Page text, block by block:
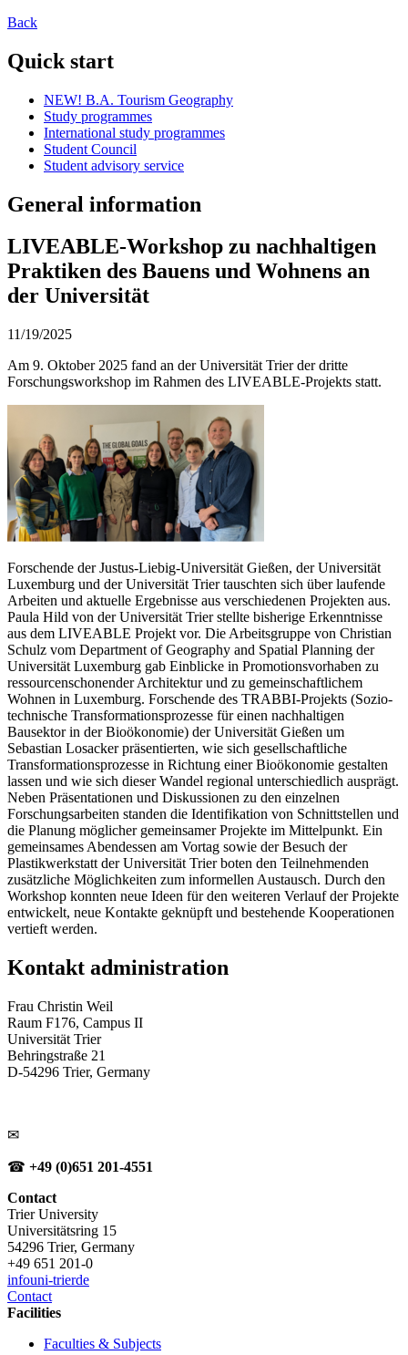
Back
Quick start
NEW! B.A. Tourism Geography
Study programmes
International study programmes
Student Council
Student advisory service
General information
LIVEABLE-Workshop zu nachhaltigen
Praktiken des Bauens und Wohnens an
der Universität
11/19/2025
Am 9. Oktober 2025 fand an der Universität Trier der dritte
Forschungsworkshop im Rahmen des LIVEABLE-Projekts statt.
Forschende der Justus-Liebig-Universität Gießen, der Universität
Luxemburg und der Universität Trier tauschten sich über laufende
Arbeiten und aktuelle Ergebnisse aus verschiedenen Projekten aus.
Paula Hild von der Universität Trier stellte bisherige Erkenntnisse
aus dem LIVEABLE Projekt vor. Die Arbeitsgruppe von Christian
Schulz vom Department of Geography and Spatial Planning der
Universität Luxemburg gab Einblicke in Promotionsvorhaben zu
ressourcenschonender Architektur und zu gemeinschaftlichem
Wohnen in Luxemburg. Forschende des TRABBI-Projekts (Sozio-
technische Transformationsprozesse für einen nachhaltigen
Bausektor in der Bioökonomie) der Universität Gießen um
Sebastian Losacker präsentierten, wie sich gesellschaftliche
Transformationsprozesse in Richtung einer Bioökonomie gestalten
lassen und wie sich dieser Wandel regional unterschiedlich ausprägt.
Neben Präsentationen und Diskussionen zu den einzelnen
Forschungsarbeiten standen die Identifikation von Schnittstellen und
die Planung möglicher gemeinsamer Projekte im Mittelpunkt. Ein
gemeinsames Abendessen am Vortag sowie der Besuch der
Plastikwerkstatt der Universität Trier boten den Teilnehmenden
zusätzliche Möglichkeiten zum informellen Austausch. Durch den
Workshop konnten neue Ideen für den weiteren Verlauf der Projekte
entwickelt, neue Kontakte geknüpft und bestehende Kooperationen
vertieft werden.
Kontakt administration
Frau Christin Weil
Raum F176, Campus II
Universität Trier
Behringstraße 21
D-54296 Trier, Germany
✉
☎ +49 (0)651 201-4551
Contact
Trier University
Universitätsring 15
54296 Trier, Germany
+49 651 201-0
infouni-trierde
Contact
Facilities
Faculties & Subjects